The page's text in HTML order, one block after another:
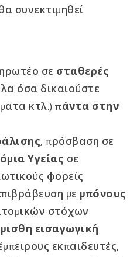
συνεκτιμηθεί
σε σταθερές
όσα δικαιούστε
κτλ.) πάντα στην
, πρόσβαση σε
Υγείας σε
φορείς
με μπόνους
στόχων
εισαγωγική
εκπαιδευτές,